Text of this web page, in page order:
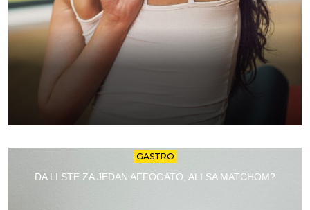
GASTRO
DA LI STE ZA JEDAN AFFOGATO, ALI SA MATCHOM?